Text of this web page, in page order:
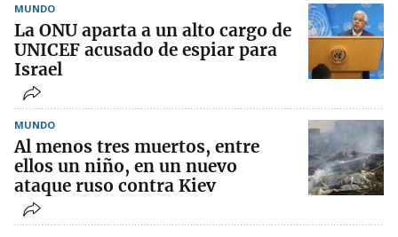
MUNDO
La ONU aparta a un alto cargo de
UNICEF acusado de espiar para
Israel
MUNDO
Al menos tres muertos, entre
ellos un niño, en un nuevo
ataque ruso contra Kiev